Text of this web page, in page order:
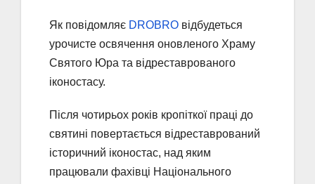
Як повідомляє DROBRO відбудеться
урочисте освячення оновленого Храму
Святого Юра та відреставрованого
іконостасу.
Після чотирьох років кропіткої праці до
святині повертається відреставрований
історичний іконостас, над яким
працювали фахівці Національного